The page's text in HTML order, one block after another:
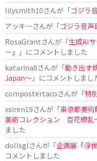
lilysmith10さんが「ゴジラ
アッキーさんが「ゴジラ音声
RosaGrantさんが「生成AI
ー」
」にコメントしました
katarina8さんが「動き出す
Japan〜」にコメントしまし
compostertacoさんが「特
xsiren19さんが「東京都美
美術コレクション 百花繚乱
ました
dollsglさんが「企画展「浮
コメントしました